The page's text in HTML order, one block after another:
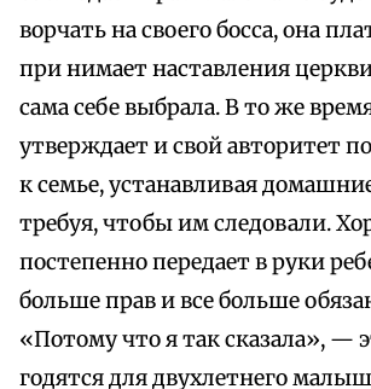
ворчать на своего босса, она
при нимает наставления
сама себе выбрала. В то же
утверждает и свой авторитет
к семье, устанавливая
требуя, чтобы им следовали.
постепенно передает в руки
больше прав и все больше
«Потому что я так сказала», —
годятся для двухлетнего